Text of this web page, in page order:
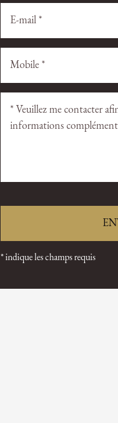
laisser
ce
vide.
laisser
ce
vide.
* indique les champs requis